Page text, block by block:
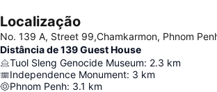
Localização
No. 139 A, Street 99,Chamkarmon, Phnom
Distância de 139 Guest House
Tuol Sleng Genocide Museum: 2.3 km
Independence Monument: 3 km
Phnom Penh: 3.1 km